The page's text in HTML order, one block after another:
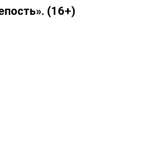
(16+)